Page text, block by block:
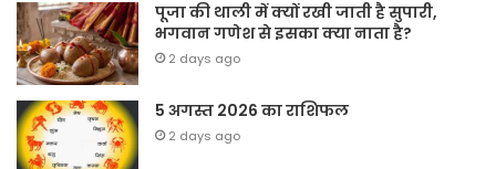
पूजा की थाली में क्यों रखी जाती है सुपारी,
भगवान गणेश से इसका क्या नाता है?
2 days ago
5 अगस्त 2026 का राशिफल
2 days ago